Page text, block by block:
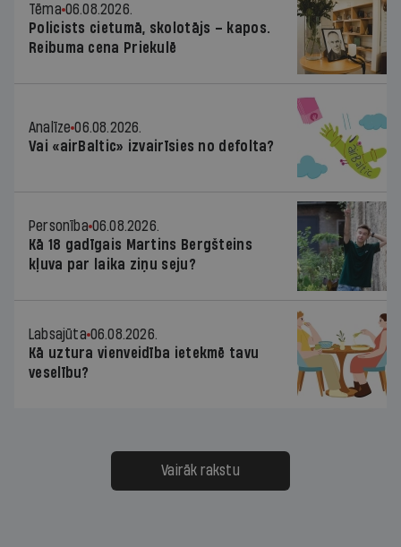
Tēma 06.08.2026.
Policists cietumā, skolotājs – kapos.
Reibuma cena Priekulē
Analīze 06.08.2026.
Vai «airBaltic» izvairīsies no defolta?
Personība 06.08.2026.
Kā 18 gadīgais Martins Bergšteins
kļuva par laika ziņu seju?
Labsajūta 06.08.2026.
Kā uztura vienveidība ietekmē tavu
veselību?
Vairāk rakstu